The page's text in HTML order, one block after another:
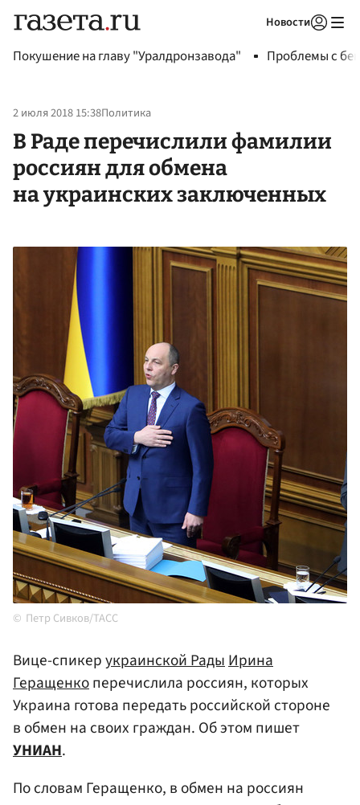
Новости
Покушение на главу "Уралдронзавода" Проблемы с
2 июля 2018 15:38Политика
В Раде перечислили фамилии
россиян для обмена
на украинских заключенных
Петр Сивков/ТАСС
Вице-спикерукраинской РадыИрина
Геращенкоперечислила россиян, которых
Украина готова передать российской стороне
в обмен на своих граждан. Об этом пишет
УНИАН.
По словам Геращенко, в обмен на россиян